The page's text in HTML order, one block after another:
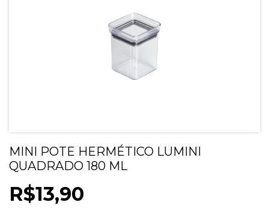
MINI POTE HERMÉTICO LUMINI
QUADRADO 180 ML
R$13,90